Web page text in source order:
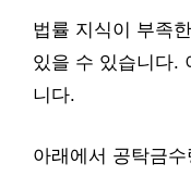
법률 지식이 부족
있을 수 있습니다.
니다.
아래에서 공탁금